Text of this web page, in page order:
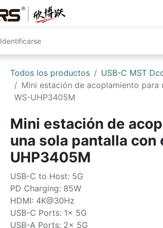
Identificarse
Todos los productos
USB-C MST
Mini estación de acoplamiento para
WS-UHP3405M
Mini estación de
una sola pantalla con
UHP3405M
USB-C to Host: 5G
PD Charging: 85W
HDMI: 4K@30Hz
USB-C Ports: 1x 5G
USB-A Ports: 2x 5G